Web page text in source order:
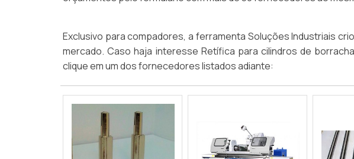
Exclusivo para compadores, a ferramenta Soluções Industriais
mercado. Caso haja interesse Retífica para cilindros de
clique em um dos fornecedores listados adiante: